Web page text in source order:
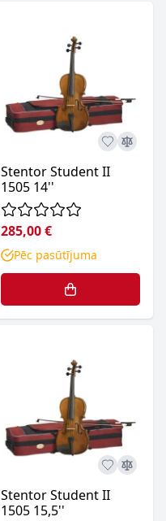
Stentor Student II
1505 14''
285,00 €
Pēc pasūtījuma
Stentor Student II
1505 15,5''